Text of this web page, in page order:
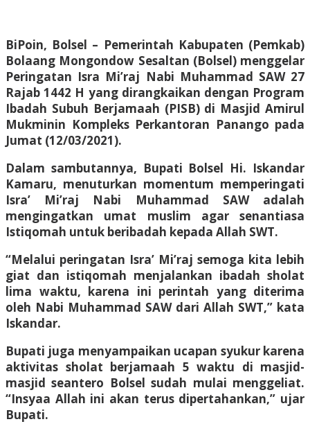
BiPoin, Bolsel – Pemerintah Kabupaten (Pemkab)
Bolaang Mongondow Sesaltan (Bolsel) menggelar
Peringatan Isra Mi’raj Nabi Muhammad SAW 27
Rajab 1442 H yang dirangkaikan dengan Program
Ibadah Subuh Berjamaah (PISB) di Masjid Amirul
Mukminin Kompleks Perkantoran Panango pada
Jumat (12/03/2021).
Dalam sambutannya, Bupati Bolsel Hi. Iskandar
Kamaru, menuturkan momentum memperingati
Isra’ Mi’raj Nabi Muhammad SAW adalah
mengingatkan umat muslim agar senantiasa
Istiqomah untuk beribadah kepada Allah SWT.
“Melalui peringatan Isra’ Mi’raj semoga kita lebih
giat dan istiqomah menjalankan ibadah sholat
lima waktu, karena ini perintah yang diterima
oleh Nabi Muhammad SAW dari Allah SWT,” kata
Iskandar.
Bupati juga menyampaikan ucapan syukur karena
aktivitas sholat berjamaah 5 waktu di masjid-
masjid seantero Bolsel sudah mulai menggeliat.
“Insyaa Allah ini akan terus dipertahankan,” ujar
Bupati.